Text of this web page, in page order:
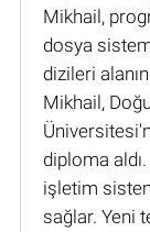
Mikhail,
dosya
dizileri
Mikhail,
diploma
işletim
sağlar. Yeni